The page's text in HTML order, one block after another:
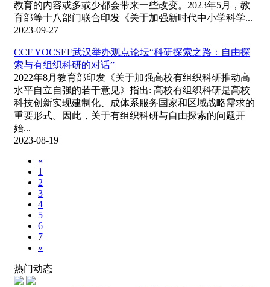
教育的内容或多或少都会带来一些改变。2023年5月，教
育部等十八部门联合印发《关于加强新时代中小学科学...
2023-09-27
CCF YOCSEF武汉举办观点论坛“科研探索之路：自由探
索与有组织科研的对话”
2022年8月教育部印发《关于加强高校有组织科研推动高
水平自立自强的若干意见》指出: 高校有组织科研是高校
科技创新实现建制化、成体系服务国家和区域战略需求的
重要形式。因此，关于有组织科研与自由探索的问题开
始...
2023-08-19
«
1
2
3
4
5
6
7
»
热门动态